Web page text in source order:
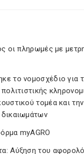
οι πληρωμές με
το νομοσχέδιο για
τομέα και
myAGRO
Αύξηση του